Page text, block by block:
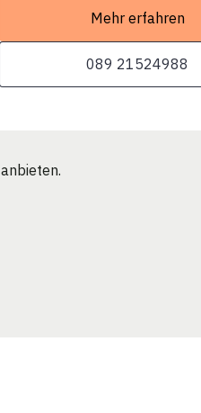
Mehr erfahren
089 21524988
anbieten.